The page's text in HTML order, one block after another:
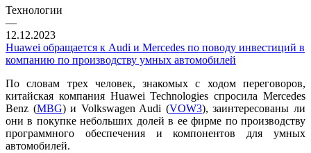
Технологии
—
12.12.2023
Huawei обращается к Audi и Mercedes по поводу инвестиций в
компанию по производству умных автомобилей
По словам трех человек, знакомых с ходом переговоров,
китайская компания Huawei Technologies спросила Mercedes
Benz (MBG) и Volkswagen Audi (VOW3), заинтересованы ли
они в покупке небольших долей в ее фирме по производству
программного обеспечения и компонентов для умных
автомобилей.